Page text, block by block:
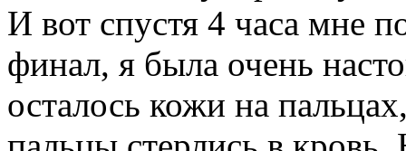
И вот спустя 4 часа мне
финал, я была очень
осталось кожи на